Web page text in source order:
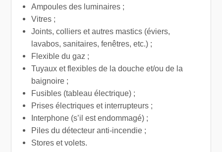
Ampoules des luminaires ;
Vitres ;
Joints, colliers et autres mastics (éviers,
lavabos, sanitaires, fenêtres, etc.) ;
Flexible du gaz ;
Tuyaux et flexibles de la douche et/ou de la
baignoire ;
Fusibles (tableau électrique) ;
Prises électriques et interrupteurs ;
Interphone (s’il est endommagé) ;
Piles du détecteur anti-incendie ;
Stores et volets.